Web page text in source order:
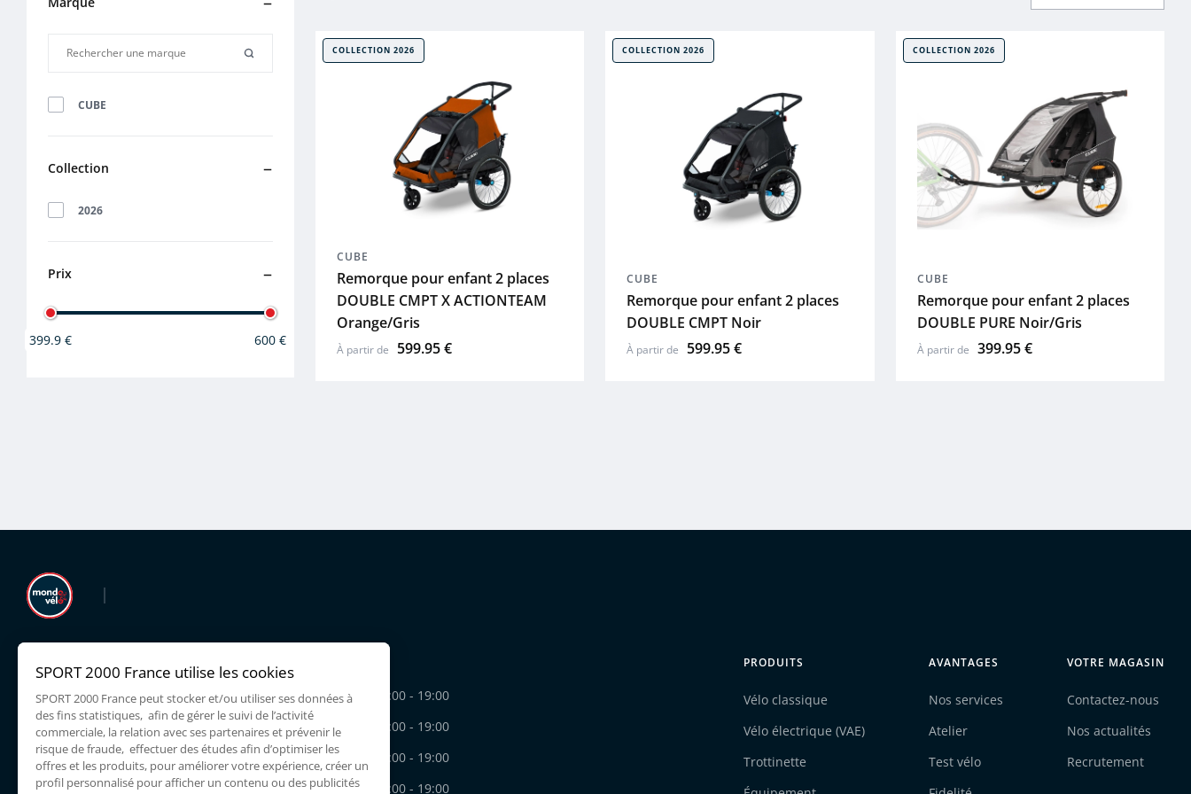
CUBE
Collection
2026
Prix
399.9 € 600 €
COLLECTION 2026
CUBE
Remorque pour enfant 2 places
DOUBLE CMPT X ACTIONTEAM
Orange/Gris
À partir de 599.95 €
COLLECTION 2026
CUBE
Remorque pour enfant 2 places
DOUBLE CMPT Noir
À partir de 599.95 €
COLLECTION 2026
CUBE
Remorque pour enfant 2 places
DOUBLE PURE Noir/Gris
À partir de 399.95 €
LIEU DIT FLASSA,
0468319220
Lundi
Mardi
10:00 - 12:00
14:00 - 19:00
Mercredi
10:00 - 12:00
14:00 - 19:00
Jeudi
10:00 - 12:00
14:00 - 19:00
Vendredi
10:00 - 12:00 14:00 - 19:00
PRODUITS
Vélo classique
Vélo électrique (VAE)
Trottinette
AVANTAGES
Nos services
Atelier
Test vélo
VOTRE MAGASIN
Contactez-nous
Nos actualités
Recrutement